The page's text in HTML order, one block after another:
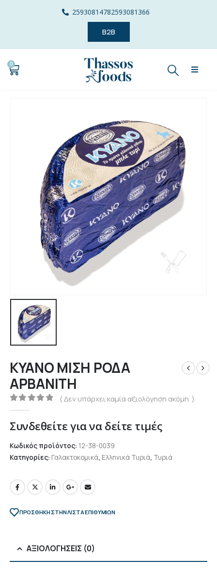
25930814782593081366
B2B
0
ΚΥΑΝΟ ΜΙΣΗ ΡΟΔΑ
ΑΡΒΑΝΙΤΗ
0out of 5
( Δεν υπάρχει καμία αξιολόγηση ακόμη. )
Συνδεθείτε για να δείτε τιμές
Κωδικός προϊόντος: 12-38-0039
Κατηγορίες: Γαλακτοκομικά, Ελληνικά Τυριά, Τυριά
ΠΡΌΣΘΉΚΗ ΣΤΗΝ ΛΊΣΤΑ ΕΠΙΘΥΜΙΏΝ
ΑΞΙΟΛΟΓΉΣΕΙΣ (0)